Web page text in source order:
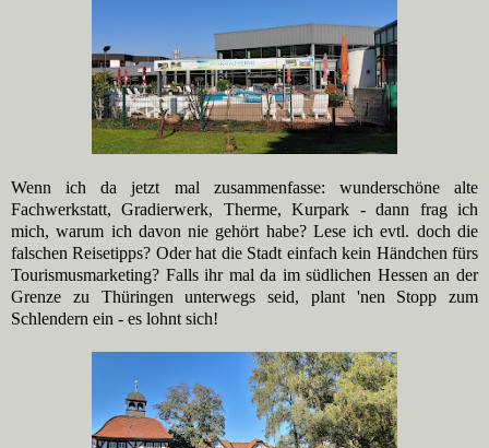
Wenn ich da jetzt mal zusammenfasse: wunderschöne alte
Fachwerkstatt, Gradierwerk, Therme, Kurpark - dann frag ich
mich, warum ich davon nie gehört habe? Lese ich evtl. doch die
falschen Reisetipps? Oder hat die Stadt einfach kein Händchen fürs
Tourismusmarketing? Falls ihr mal da im südlichen Hessen an der
Grenze zu Thüringen unterwegs seid, plant 'nen Stopp zum
Schlendern ein - es lohnt sich!